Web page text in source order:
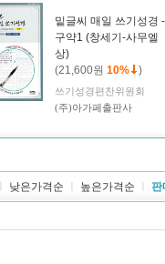
밑글씨 매일 쓰기성경 -
구약1 (창세기-사무엘
상)
(21,600원 10% )
쓰기성경편찬위원회
(주)아가페출판사
낮은가격순 높은가격순 판